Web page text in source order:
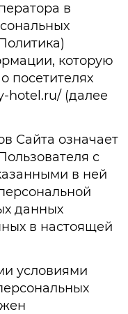
в
которую
посетителях
hotel.ru/ (далее
Сайта означает
с
в ней
данных
в настоящей
условиями